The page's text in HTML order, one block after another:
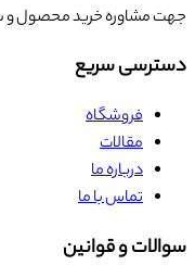
جهت مشاوره خرید محصول و
دسترسی سریع
فروشگاه
مقالات
درباره ما
تماس با ما
سوالات و قوانین